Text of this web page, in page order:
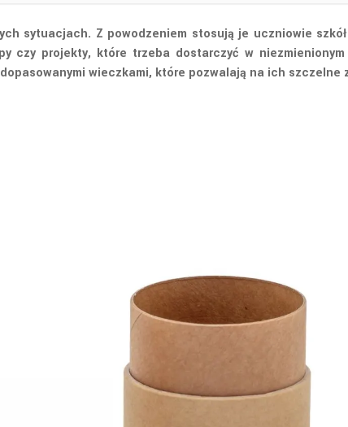
sytuacjach. Z powodzeniem stosują je uczniowie
czy projekty, które trzeba dostarczyć w
wieczkami, które pozwalają na ich szczelne